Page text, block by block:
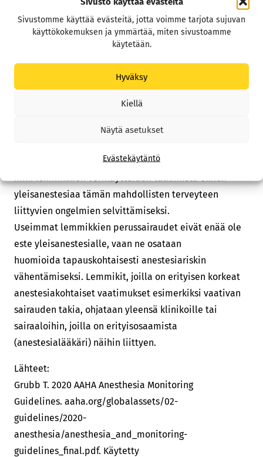
Sivustomme käyttää evästeitä, jotta voimme tarjota sujuvan
käyttökokemuksen ja ymmärtää, miten sivustoamme
käytetään.
Hyväksy
Kiellä
Näytä asetukset
Evästekäytäntö
koska toimenpiteeseen liittyy aina riskejä –
sekä yleisiä (mm. lääkereaktiot) että
potilaskohtaisempia (mm. erilaiset sisäelinten
perussairaudentilat). Näistä vakavin, eli anestesiasta
aiheutuvat kuolemantapaukset, ovat terveillä
kissoilla 0,11% (Grubb T, 2020), eli hyvin alhaiset.
sairastavuuden noustessa, josta syystä suositellaan
yleisanestesiaa tämän mahdollisten terveyteen
liittyvien ongelmien selvittämiseksi.
Useimmat lemmikkien perussairaudet eivät enää ole
este yleisanestesialle, vaan ne osataan
huomioida tapauskohtaisesti anestesiariskin
vähentämiseksi. Lemmikit, joilla on erityisen korkeat
anestesiakohtaiset vaatimukset esimerkiksi vaativan
sairauden takia, ohjataan yleensä klinikoille tai
sairaaloihin, joilla on erityisosaamista
(anestesialääkäri) näihin liittyen.
Lähteet:
Grubb T. 2020 AAHA Anesthesia Monitoring
Guidelines. aaha.org/globalassets/02-
guidelines/2020-
anesthesia/anesthesia_and_monitoring-
guidelines_final.pdf. Käytetty